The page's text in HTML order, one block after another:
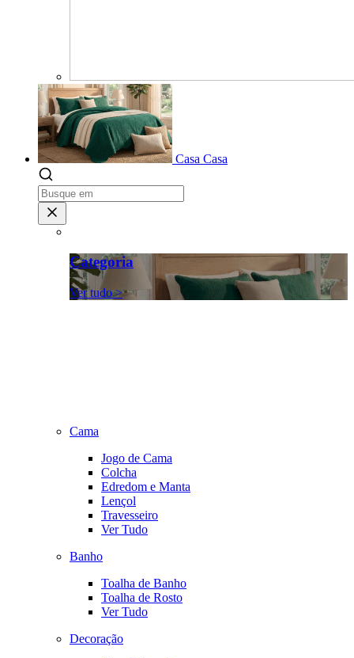
Casa Casa
Categoria
Ver tudo >
Cama
Jogo de Cama
Colcha
Edredom e Manta
Lençol
Travesseiro
Ver Tudo
Banho
Toalha de Banho
Toalha de Rosto
Ver Tudo
Decoração